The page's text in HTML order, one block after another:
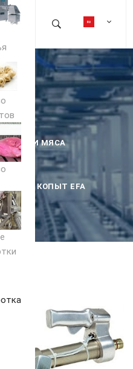
МЯСА
И КОПЫТ EFA